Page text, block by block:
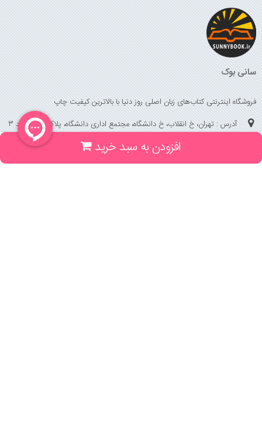
افزودن به سبد خرید
سانی بوک
فروشگاه اینترنتی کتاب‌های زبان اصلی روز دنیا با بالاترین کیفیت چاپ
آدرس : تهران، خ انقلاب، خ دانشگاه، مجتمع اداری دانشگاه، پلاک 158 واحد 3
(جهت خرید حضوری، تلفنی ، پیگیری سفارشات سایت با شماره تلفن 02166175070
تماس حاصل فرمایید)